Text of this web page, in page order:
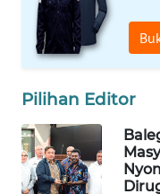
Pilihan Editor
WAHANANEWS
ID
CO ID
WAHANANEWS
NET